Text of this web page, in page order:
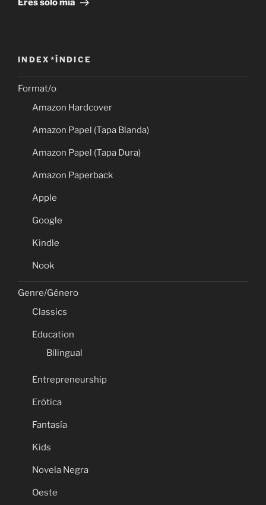
Eres sólo mía
INDEX*ÍNDICE
Format/o
Amazon Hardcover
Amazon Papel (Tapa Blanda)
Amazon Papel (Tapa Dura)
Amazon Paperback
Apple
Google
Kindle
Nook
Genre/Género
Classics
Education
Bilingual
Entrepreneurship
Erótica
Fantasía
Kids
Novela Negra
Oeste